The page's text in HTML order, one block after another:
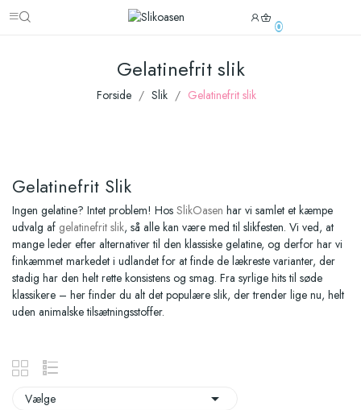
0
Gelatinefrit slik
Forside Slik Gelatinefrit slik
Gelatinefrit Slik
Ingen gelatine? Intet problem! Hos SlikOasen har vi samlet et kæmpe
udvalg af gelatinefrit slik, så alle kan være med til slikfesten. Vi ved, at
mange leder efter alternativer til den klassiske gelatine, og derfor har vi
finkæmmet markedet i udlandet for at finde de lækreste varianter, der
stadig har den helt rette konsistens og smag. Fra syrlige hits til søde
klassikere – her finder du alt det populære slik, der trender lige nu, helt
uden animalske tilsætningsstoffer.
Vælge 